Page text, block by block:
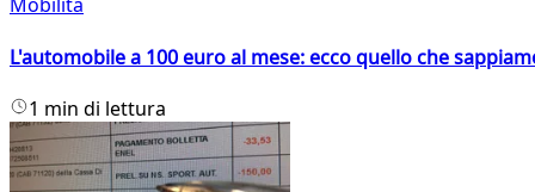
Mobilità
L'automobile a 100 euro al mese: ecco quello che
1 min di lettura